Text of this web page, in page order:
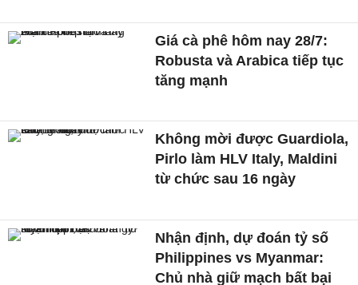
Giá cà phê hôm nay 28/7:
Robusta và Arabica tiếp tục
tăng mạnh
Không mời được Guardiola,
Pirlo làm HLV Italy, Maldini
từ chức sau 16 ngày
Nhận định, dự đoán tỷ số
Philippines vs Myanmar:
Chủ nhà giữ mạch bất bại